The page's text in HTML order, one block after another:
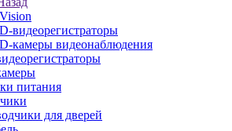
видеорегистраторы
камеры видеонаблюдения
питания
для дверей